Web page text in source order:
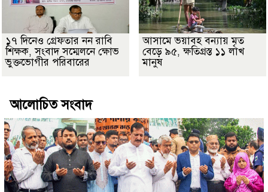
১৭ দিনেও গ্রেফতার নন রাবি
শিক্ষক, সংবাদ সম্মেলনে ক্ষোভ
ভুক্তভোগীর পরিবারের
আসামে ভয়াবহ বন্যায় মৃত
বেড়ে ৯৫, ক্ষতিগ্রস্ত ১১ লাখ
মানুষ
আলোচিত সংবাদ